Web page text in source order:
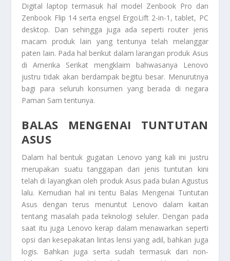
Digital laptop termasuk hal model Zenbook Pro dan
Zenbook Flip 14 serta engsel ErgoLift 2-in-1, tablet, PC
desktop. Dan sehingga juga ada seperti router jenis
macam produk lain yang tentunya telah melanggar
paten lain. Pada hal berikut dalam larangan produk Asus
di Amerika Serikat mengklaim bahwasanya Lenovo
justru tidak akan berdampak begitu besar. Menurutnya
bagi para seluruh konsumen yang berada di negara
Paman Sam tentunya.
BALAS MENGENAI TUNTUTAN
ASUS
Dalam hal bentuk gugatan Lenovo yang kali ini justru
merupakan suatu tanggapan dari jenis tuntutan kini
telah di layangkan oleh produk Asus pada bulan Agustus
lalu. Kemudian hal ini tentu Balas Mengenai Tuntutan
Asus dengan terus menuntut Lenovo dalam kaitan
tentang masalah pada teknologi seluler. Dengan pada
saat itu juga Lenovo kerap dalam menawarkan seperti
opsi dan kesepakatan lintas lensi yang adil, bahkan juga
logis. Bahkan juga serta sudah termasuk dari non-